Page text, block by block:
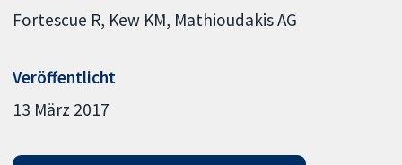
Fortescue R Kew KM Mathioudakis AG
Veröffentlicht
13 März 2017